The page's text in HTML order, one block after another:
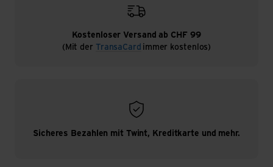
Kostenloser Versand ab CHF 99
(Mit der TransaCard immer kostenlos)
Sicheres Bezahlen mit Twint, Kreditkarte und mehr.